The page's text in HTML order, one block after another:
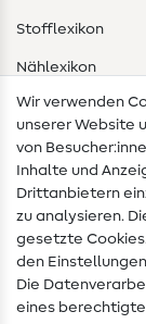
Stofflexikon
Nählexikon
Nähanleitungen
Hilfe &
Kontakt
Infos zum
Widerrufsrecht
Wir verwenden
unserer Website
von
Inhalte und
Drittanbietern
zu analysieren.
gesetzte
den
Die
eines